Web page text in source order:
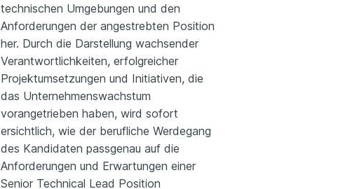
technischen Umgebungen und den
Anforderungen der angestrebten Position
her. Durch die Darstellung wachsender
Verantwortlichkeiten, erfolgreicher
Projektumsetzungen und Initiativen, die
das Unternehmenswachstum
vorangetrieben haben, wird sofort
ersichtlich, wie der berufliche Werdegang
des Kandidaten passgenau auf die
Anforderungen und Erwartungen einer
Senior Technical Lead Position